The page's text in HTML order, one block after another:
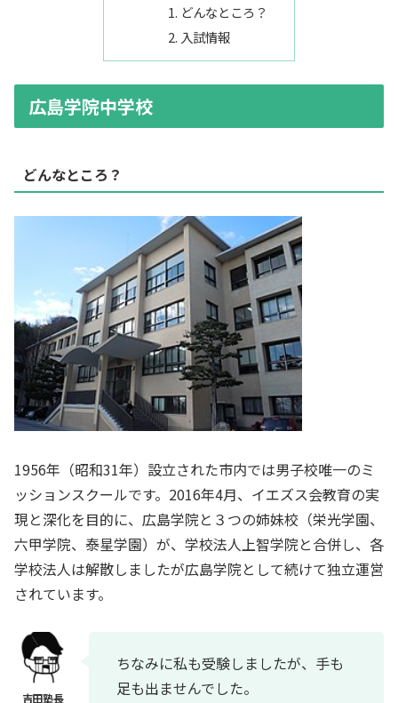
どんなところ？
入試情報
広島学院中学校
どんなところ？
1956年（昭和31年）設立された市内では男子校唯一のミ
ッションスクールです。2016年4月、イエズス会教育の実
現と深化を目的に、広島学院と３つの姉妹校（栄光学園、
六甲学院、泰星学園）が、学校法人上智学院と合併し、各
学校法人は解散しましたが広島学院として続けて独立運営
されています。
ちなみに私も受験しましたが、手も
足も出ませんでした。